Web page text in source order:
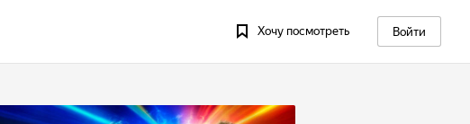
Хочу посмотреть Войти